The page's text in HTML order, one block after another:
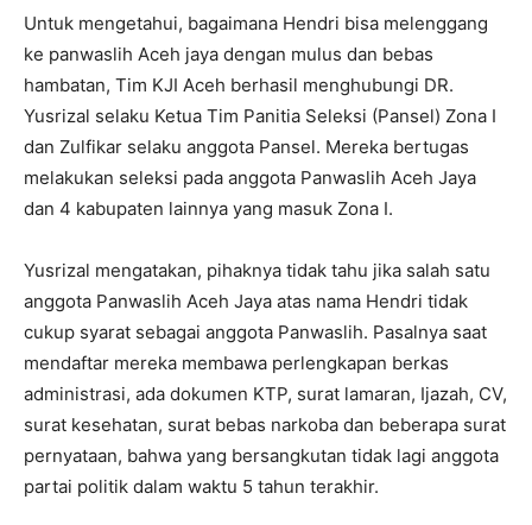
Untuk mengetahui, bagaimana Hendri bisa melenggang
ke panwaslih Aceh jaya dengan mulus dan bebas
hambatan, Tim KJI Aceh berhasil menghubungi DR.
Yusrizal selaku Ketua Tim Panitia Seleksi (Pansel) Zona I
dan Zulfikar selaku anggota Pansel. Mereka bertugas
melakukan seleksi pada anggota Panwaslih Aceh Jaya
dan 4 kabupaten lainnya yang masuk Zona I.
Yusrizal mengatakan, pihaknya tidak tahu jika salah satu
anggota Panwaslih Aceh Jaya atas nama Hendri tidak
cukup syarat sebagai anggota Panwaslih. Pasalnya saat
mendaftar mereka membawa perlengkapan berkas
administrasi, ada dokumen KTP, surat lamaran, Ijazah, CV,
surat kesehatan, surat bebas narkoba dan beberapa surat
pernyataan, bahwa yang bersangkutan tidak lagi anggota
partai politik dalam waktu 5 tahun terakhir.